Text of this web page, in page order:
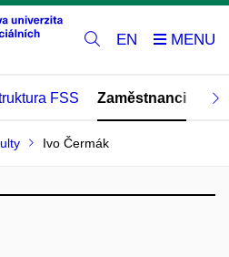
EN
FSS Zaměstnanci
Ivo Čermák